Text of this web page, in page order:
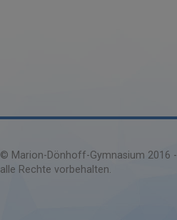
© Marion-Dönhoff-Gymnasium 2016 -
alle Rechte vorbehalten.